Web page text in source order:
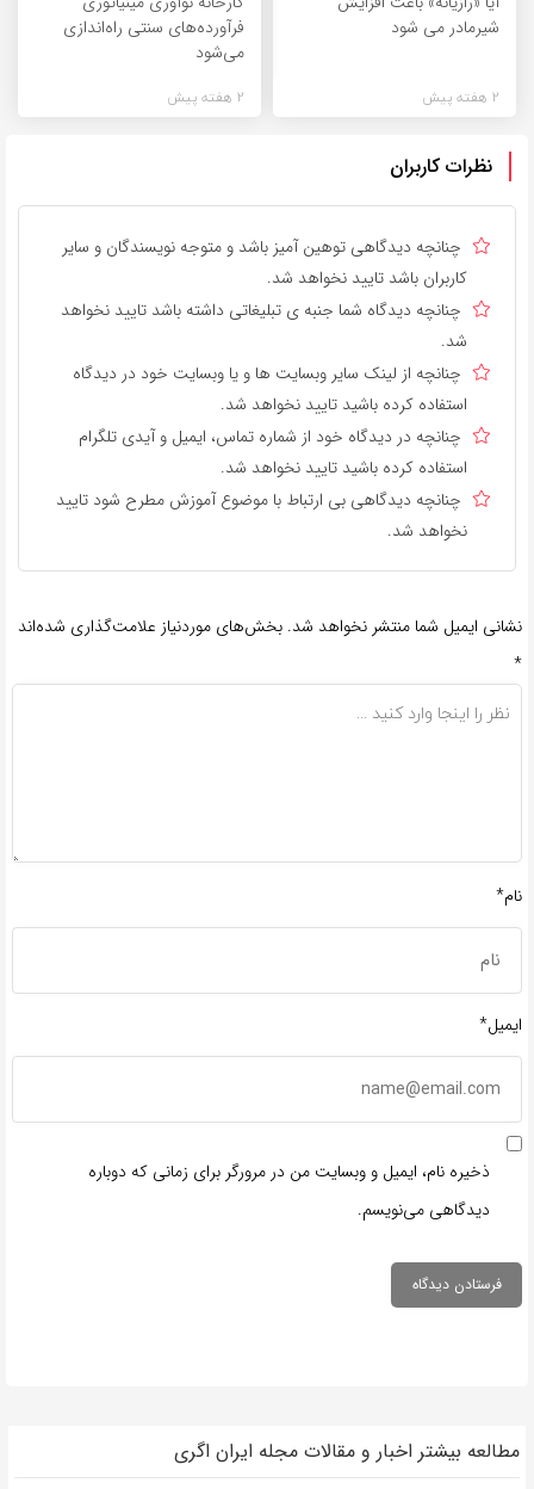
شیرمادر می شود
2 هفته پیش
فرآورده‌های سنتی راه‌اندازی
می‌شود
2 هفته پیش
نظرات کاربران
چنانچه دیدگاهی توهین آمیز باشد و متوجه نویسندگان و سایر
کاربران باشد تایید نخواهد شد.
چنانچه دیدگاه شما جنبه ی تبلیغاتی داشته باشد تایید نخواهد
شد.
چنانچه از لینک سایر وبسایت ها و یا وبسایت خود در دیدگاه
استفاده کرده باشید تایید نخواهد شد.
چنانچه در دیدگاه خود از شماره تماس، ایمیل و آیدی تلگرام
استفاده کرده باشید تایید نخواهد شد.
چنانچه دیدگاهی بی ارتباط با موضوع آموزش مطرح شود تایید
نخواهد شد.
نشانی ایمیل شما منتشر نخواهد شد. بخش‌های موردنیاز علامت‌گذاری شده‌اند
*
نام*
ایمیل*
ذخیره نام، ایمیل و وبسایت من در مرورگر برای زمانی که دوباره
دیدگاهی می‌نویسم.
مطالعه بیشتر اخبار و مقالات مجله ایران اگری